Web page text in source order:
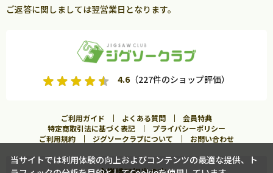
ご返答に関しましては翌営業日となります。
4.6（227件のショップ評価）
ご利用ガイド よくある質問
会員特典
特定商取引法に基づく表記
プライバシーポリシー
ご利用規約
ジグソークラブについて お問い合わせ
当サイトでは利用体験の向上およびコンテンツの最適な提供、ト